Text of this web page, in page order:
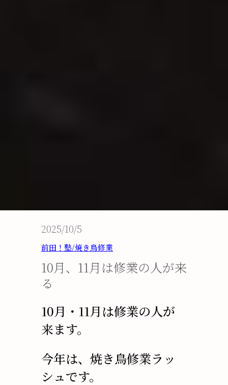
2025/10/5
前田！塾/焼き鳥修業
10月、11月は修業の人が来
る
10月・11月は修業の人が
来ます。
今年は、焼き鳥修業ラッ
シュです。